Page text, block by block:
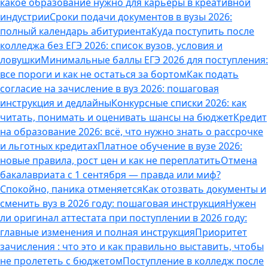
индустрииСроки подачи документов в вузы 2026:
полный календарь абитуриентаКуда поступить после
колледжа без ЕГЭ 2026: список вузов, условия и
ловушкиМинимальные баллы ЕГЭ 2026 для поступления:
все пороги и как не остаться за бортомКак подать
согласие на зачисление в вуз 2026: пошаговая
инструкция и дедлайныКонкурсные списки 2026: как
читать, понимать и оценивать шансы на бюджетКредит
на образование 2026: всё, что нужно знать о рассрочке
и льготных кредитахПлатное обучение в вузе 2026:
новые правила, рост цен и как не переплатитьОтмена
бакалавриата с 1 сентября — правда или миф?
Спокойно, паника отменяетсяКак отозвать документы и
сменить вуз в 2026 году: пошаговая инструкцияНужен
ли оригинал аттестата при поступлении в 2026 году:
главные изменения и полная инструкцияПриоритет
зачисления : что это и как правильно выставить, чтобы
не пролететь с бюджетомПоступление в колледж после